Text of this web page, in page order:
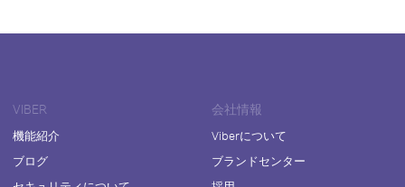
VIBER
機能紹介
ブログ
会社情報
Viberについて
ブランドセンター